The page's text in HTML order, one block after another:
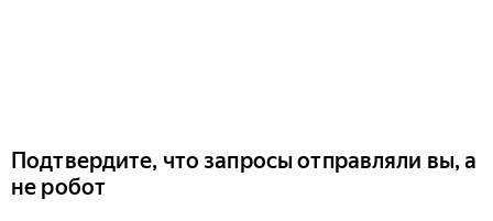
Подтвердите, что запросы отправляли вы, а
не робот